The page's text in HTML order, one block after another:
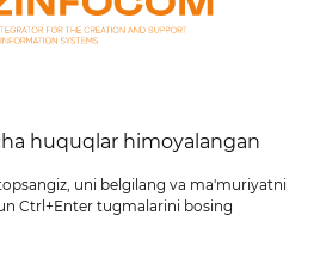
huquqlar himoyalangan
uni belgilang va ma'muriyatni
Ctrl+Enter tugmalarini bosing